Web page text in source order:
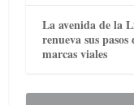
La avenida de la
renueva sus pasos
marcas viales